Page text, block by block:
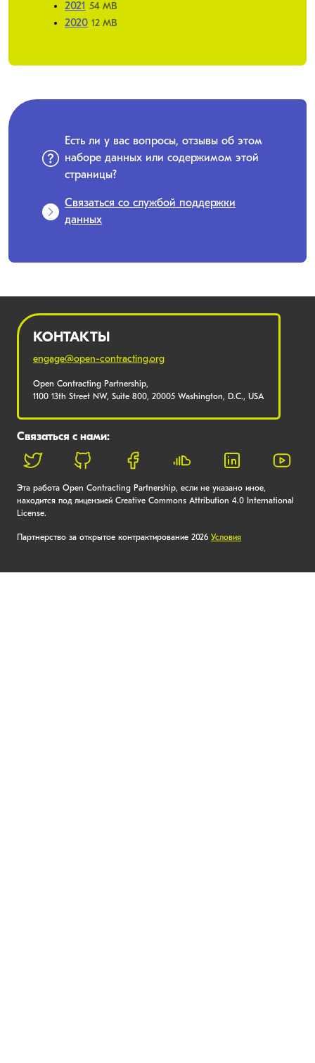
2021 54 MB
2020 12 MB
Есть ли у вас вопросы, отзывы об этом
наборе данных или содержимом этой
страницы?
Связаться со службой поддержки
данных
КОНТАКТЫ
engage@open-contracting.org
Open Contracting Partnership,
1100 13th Street NW, Suite 800, 20005 Washington, D.C., USA
Связаться с нами:
Эта работа Open Contracting Partnership, если не указано иное,
находится под лицензией Creative Commons Attribution 4.0 International
License.
Партнерство за открытое контрактирование 2026 Условия